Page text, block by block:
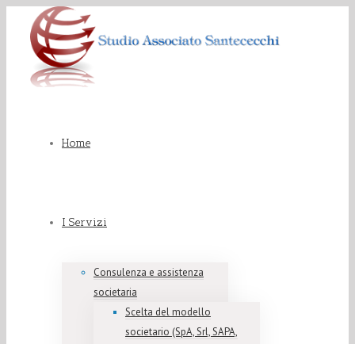
Home
I Servizi
Consulenza e assistenza
societaria
Scelta del modello
societario (SpA, Srl, SAPA,